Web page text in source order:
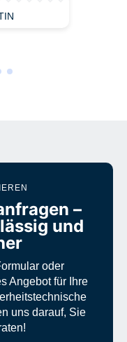
–
und
oder
Angebot für Ihre
uns darauf, Sie